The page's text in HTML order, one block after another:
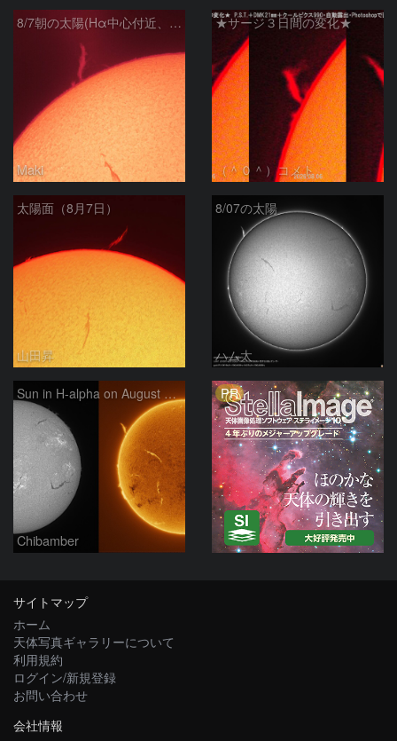
8/7朝の太陽(Hα中心付近、プロミネンス)
Maki
★サージ３日間の変化★
（＾０＾）コメト
太陽面（8月7日）
山田昇
8/07の太陽
ハム太
Sun in H-alpha on August 7, 2026
Chibamber
PR
サイトマップ
ホーム
天体写真ギャラリーについて
利用規約
ログイン/新規登録
お問い合わせ
会社情報